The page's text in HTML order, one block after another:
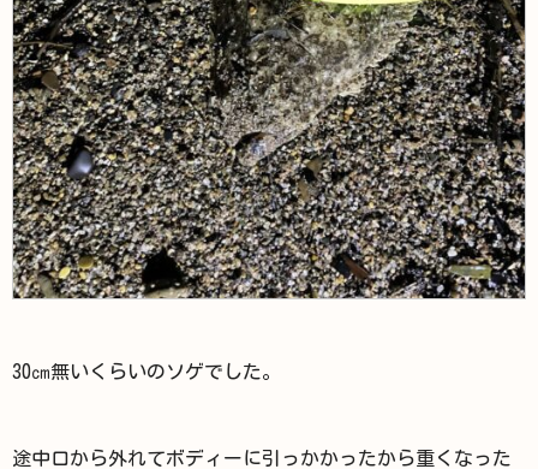
30㎝無いくらいのソゲでした。
途中口から外れてボディーに引っかかったから重くなった